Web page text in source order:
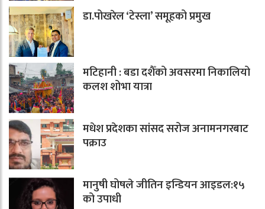
डा.पोखरेल ‘टेस्ला’ समूहको प्रमुख
मटिहानी : बडा दशैँको अवसरमा निकालियो
कलश शोभा यात्रा
मधेश प्रदेशका सांसद सरोज अनामनगरबाट
पक्राउ
मानुषी घोषले जीतिन इन्डियन आइडल:१५
को उपाधी